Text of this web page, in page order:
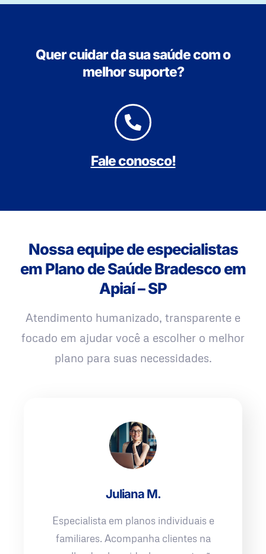
Quer cuidar da sua saúde com o
melhor suporte?
Fale conosco!
Nossa equipe de especialistas
em Plano de Saúde Bradesco em
Apiaí – SP
Atendimento humanizado, transparente e
focado em ajudar você a escolher o melhor
plano para suas necessidades.
Juliana M.
Especialista em planos individuais e
familiares. Acompanha clientes na